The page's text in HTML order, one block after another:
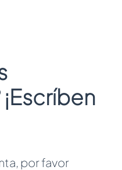
por favor